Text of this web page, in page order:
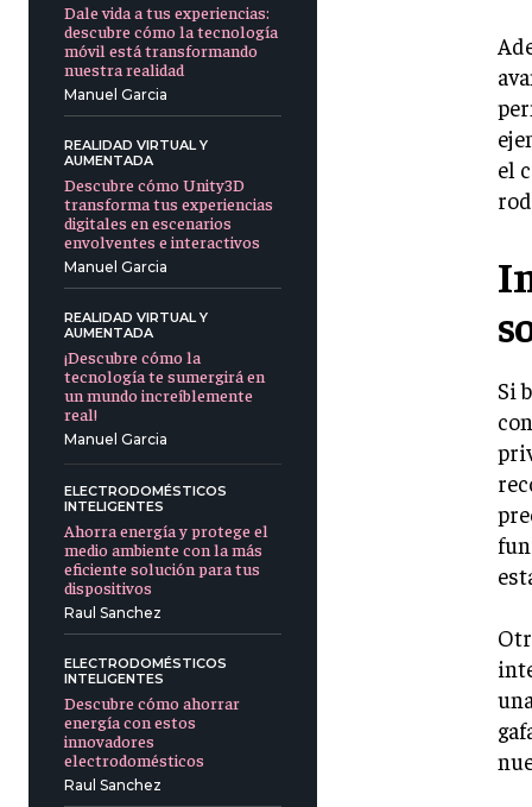
Dale vida a tus experiencias:
descubre cómo la tecnología
móvil está transformando
nuestra realidad
Manuel Garcia
REALIDAD VIRTUAL Y
AUMENTADA
Descubre cómo Unity3D
transforma tus experiencias
digitales en escenarios
envolventes e interactivos
Manuel Garcia
REALIDAD VIRTUAL Y
AUMENTADA
¡Descubre cómo la
tecnología te sumergirá en
un mundo increíblemente
real!
Manuel Garcia
ELECTRODOMÉSTICOS
INTELIGENTES
Ahorra energía y protege el
medio ambiente con la más
eficiente solución para tus
dispositivos
Raul Sanchez
ELECTRODOMÉSTICOS
INTELIGENTES
Descubre cómo ahorrar
energía con estos
innovadores
electrodomésticos
Raul Sanchez
el
Si